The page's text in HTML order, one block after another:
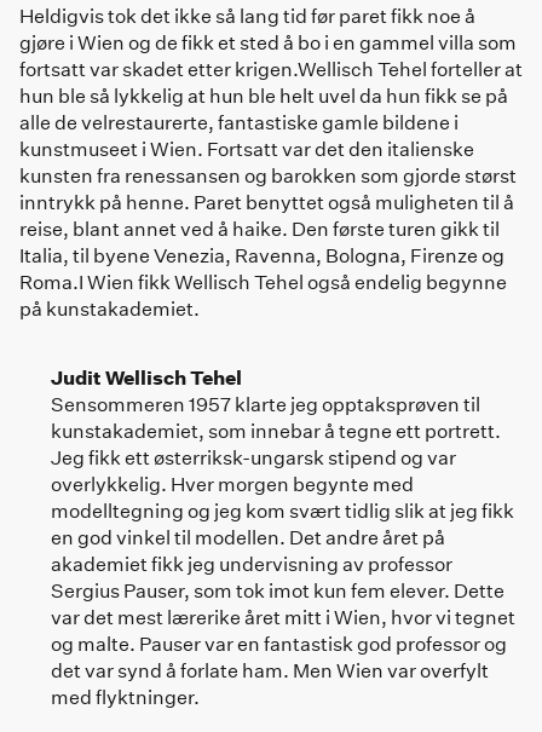
Heldigvis tok det ikke så lang tid før paret fikk noe å
gjøre i Wien og de fikk et sted å bo i en gammel villa som
fortsatt var skadet etter krigen.Wellisch Tehel forteller at
hun ble så lykkelig at hun ble helt uvel da hun fikk se på
alle de velrestaurerte, fantastiske gamle bildene i
kunstmuseet i Wien. Fortsatt var det den italienske
kunsten fra renessansen og barokken som gjorde størst
inntrykk på henne. Paret benyttet også muligheten til å
reise, blant annet ved å haike. Den første turen gikk til
Italia, til byene Venezia, Ravenna, Bologna, Firenze og
Roma.I Wien fikk Wellisch Tehel også endelig begynne
på kunstakademiet.
Judit Wellisch Tehel
Sensommeren 1957 klarte jeg opptaksprøven til
kunstakademiet, som innebar å tegne ett portrett.
Jeg fikk ett østerriksk-ungarsk stipend og var
overlykkelig. Hver morgen begynte med
modelltegning og jeg kom svært tidlig slik at jeg fikk
en god vinkel til modellen. Det andre året på
akademiet fikk jeg undervisning av professor
Sergius Pauser, som tok imot kun fem elever. Dette
var det mest lærerike året mitt i Wien, hvor vi tegnet
og malte. Pauser var en fantastisk god professor og
det var synd å forlate ham. Men Wien var overfylt
med flyktninger.